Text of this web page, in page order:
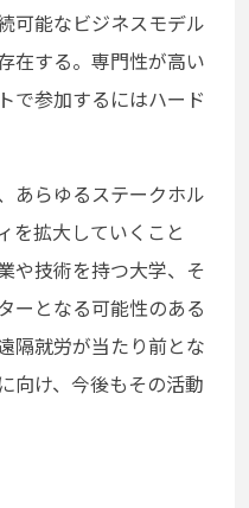
可能なビジネスモデル
在する。専門性が高い
で参加するにはハード
あらゆるステークホル
を拡大していくこと
や技術を持つ大学、そ
ーとなる可能性のある
隔就労が当たり前とな
向け、今後もその活動